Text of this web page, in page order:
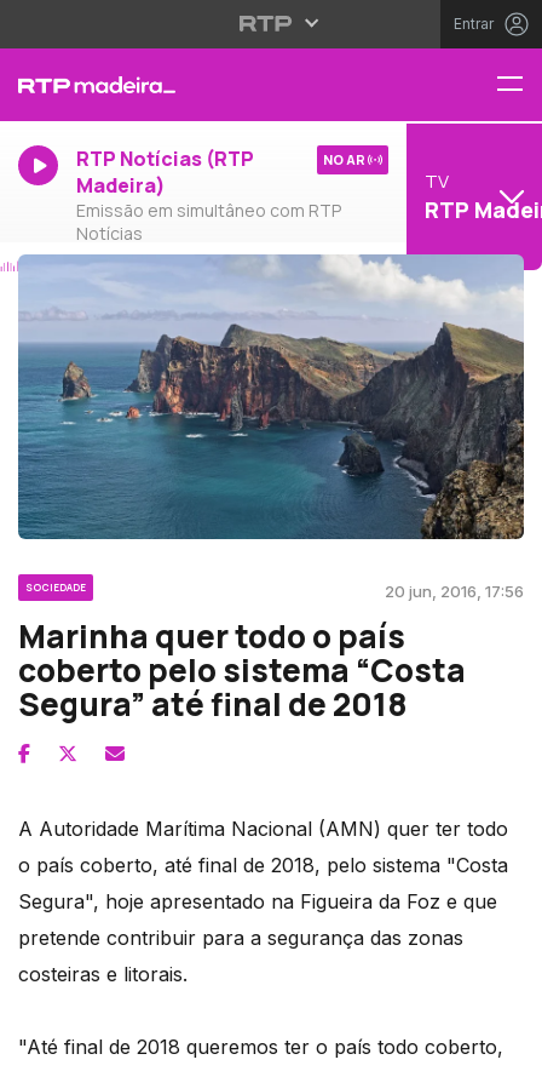
Entrar
RTP Notícias (RTP
Madeira)
Emissão em simultâneo com RTP
Notícias
NO AR
TV
RTP
SOCIEDADE 20 jun, 2016, 17:56
Marinha quer todo o país
coberto pelo sistema “Costa
Segura” até final de 2018
A Autoridade Marítima Nacional (AMN) quer ter todo
o país coberto, até final de 2018, pelo sistema "Costa
Segura", hoje apresentado na Figueira da Foz e que
pretende contribuir para a segurança das zonas
costeiras e litorais.
"Até final de 2018 queremos ter o país todo coberto,